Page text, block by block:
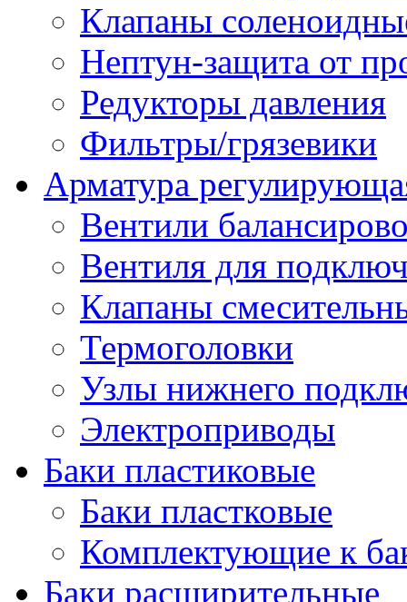
Клапаны
Нептун-защита от
Редукторы давления
Фильтры/грязевики
Арматура
Вентили
Вентиля для
Клапаны
Термоголовки
Узлы нижнего
Электроприводы
Баки пластиковые
Баки пластковые
Комплектующие к
Баки расширительные